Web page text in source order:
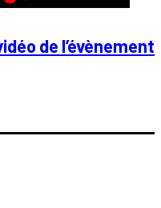
de l’évènement